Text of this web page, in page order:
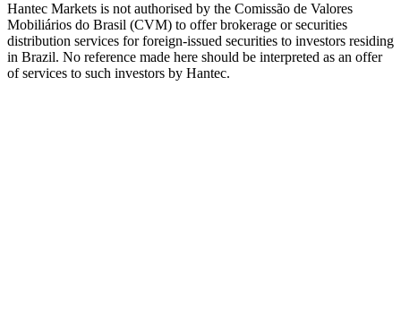
Hantec Markets is not authorised by the Comissão de Valores
Mobiliários do Brasil (CVM) to offer brokerage or securities
distribution services for foreign-issued securities to investors residing
in Brazil. No reference made here should be interpreted as an offer
of services to such investors by Hantec.